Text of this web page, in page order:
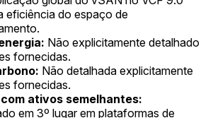
eficiência do espaço de
Não explicitamente detalhado
fornecidas.
Não detalhada explicitamente
fornecidas.
ativos semelhantes:
em 3º lugar em plataformas de